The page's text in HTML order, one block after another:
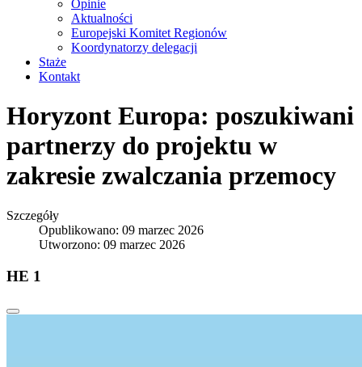
Opinie
Aktualności
Europejski Komitet Regionów
Koordynatorzy delegacji
Staże
Kontakt
Horyzont Europa: poszukiwani
partnerzy do projektu w
zakresie zwalczania przemocy
Szczegóły
Opublikowano: 09 marzec 2026
Utworzono: 09 marzec 2026
HE 1